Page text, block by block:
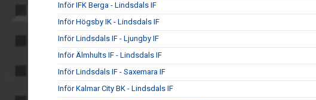
Inför IFK Berga - Lindsdals IF
Inför Högsby IK - Lindsdals IF
Inför Lindsdals IF - Ljungby IF
Inför Älmhults IF - Lindsdals IF
Inför Lindsdals IF - Saxemara IF
Inför Kalmar City BK - Lindsdals IF